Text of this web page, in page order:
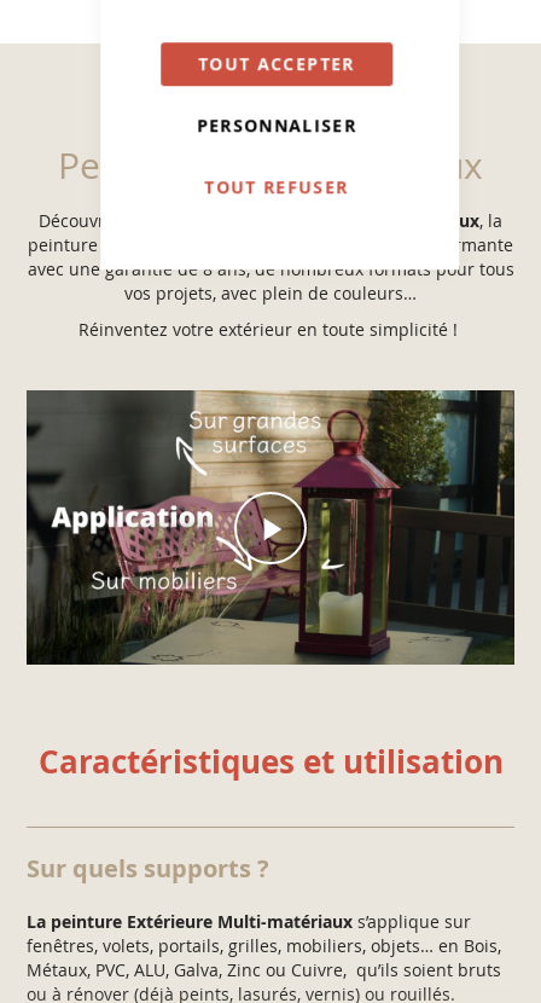
TOUT ACCEPTER
PERSONNALISER
TOUT REFUSER
Peinture Multi-matériaux
Découvrez la vidéo de notre peinture Multi-Matériaux, la
peinture extérieure pour le bois, fer, alu, PVC... performante
avec une garantie de 8 ans, de nombreux formats pour tous
vos projets, avec plein de couleurs…
Réinventez votre extérieur en toute simplicité !
Caractéristiques et utilisation
Sur quels supports ?
La peinture Extérieure Multi-matériaux s’applique sur
fenêtres, volets, portails, grilles, mobiliers, objets… en Bois,
Métaux, PVC, ALU, Galva, Zinc ou Cuivre, qu’ils soient bruts
ou à rénover (déjà peints, lasurés, vernis) ou rouillés.